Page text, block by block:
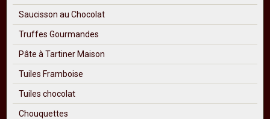
Saucisson au Chocolat
Truffes Gourmandes
Pâte à Tartiner Maison
Tuiles Framboise
Tuiles chocolat
Chouquettes